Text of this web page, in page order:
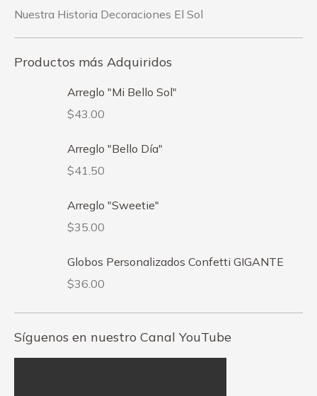
Nuestra Historia Decoraciones El Sol
Productos más Adquiridos
Arreglo "Mi Bello Sol"
$43.00
Arreglo "Bello Día"
$41.50
Arreglo "Sweetie"
$35.00
Globos Personalizados Confetti GIGANTE
$36.00
Síguenos en nuestro Canal YouTube